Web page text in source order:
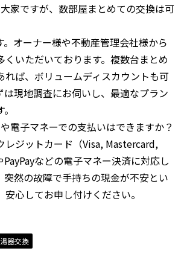
家ですが、数部屋まとめての交換は可
。オーナー様や不動産管理会社様から
くいただいております。複数台まとめ
れば、ボリュームディスカウントも可
は現地調査にお伺いし、最適なプラン
電子マネーでの支払いはできますか？
レジットカード（Visa, Mastercard,
PayPayなどの電子マネー決済に対応し
突然の故障で手持ちの現金が不安とい
安心してお申し付けください。
器交換